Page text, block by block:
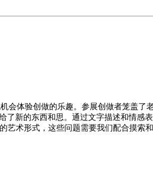
体验创做的乐趣。参展创做者笼盖了
新的东西和思。通过文字描述和情感
术形式，这些问题需要我们配合摸索和